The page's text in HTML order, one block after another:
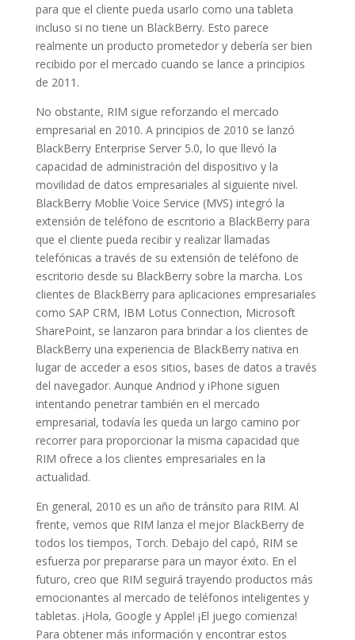
para que el cliente pueda usarlo como una tableta
incluso si no tiene un BlackBerry. Esto parece
realmente un producto prometedor y debería ser bien
recibido por el mercado cuando se lance a principios
de 2011.
No obstante, RIM sigue reforzando el mercado
empresarial en 2010. A principios de 2010 se lanzó
BlackBerry Enterprise Server 5.0, lo que llevó la
capacidad de administración del dispositivo y la
movilidad de datos empresariales al siguiente nivel.
BlackBerry Moblie Voice Service (MVS) integró la
extensión de teléfono de escritorio a BlackBerry para
que el cliente pueda recibir y realizar llamadas
telefónicas a través de su extensión de teléfono de
escritorio desde su BlackBerry sobre la marcha. Los
clientes de BlackBerry para aplicaciones empresariales
como SAP CRM, IBM Lotus Connection, Microsoft
SharePoint, se lanzaron para brindar a los clientes de
BlackBerry una experiencia de BlackBerry nativa en
lugar de acceder a esos sitios, bases de datos a través
del navegador. Aunque Andriod y iPhone siguen
intentando penetrar también en el mercado
empresarial, todavía les queda un largo camino por
recorrer para proporcionar la misma capacidad que
RIM ofrece a los clientes empresariales en la
actualidad.
En general, 2010 es un año de tránsito para RIM. Al
frente, vemos que RIM lanza el mejor BlackBerry de
todos los tiempos, Torch. Debajo del capó, RIM se
esfuerza por prepararse para un mayor éxito. En el
futuro, creo que RIM seguirá trayendo productos más
emocionantes al mercado de teléfonos inteligentes y
tabletas. ¡Hola, Google y Apple! ¡El juego comienza!
Para obtener más información y encontrar estos